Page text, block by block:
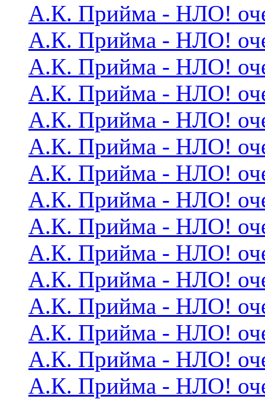
А.К. Прийма - НЛО!
А.К. Прийма - НЛО!
А.К. Прийма - НЛО!
А.К. Прийма - НЛО!
А.К. Прийма - НЛО!
А.К. Прийма - НЛО!
А.К. Прийма - НЛО!
А.К. Прийма - НЛО!
А.К. Прийма - НЛО!
А.К. Прийма - НЛО!
А.К. Прийма - НЛО!
А.К. Прийма - НЛО!
А.К. Прийма - НЛО!
А.К. Прийма - НЛО!
А.К. Прийма - НЛО!